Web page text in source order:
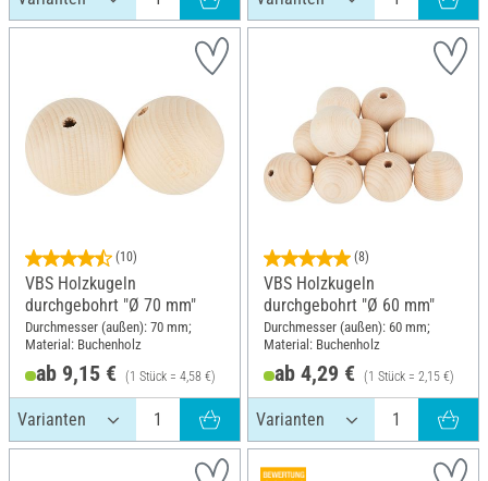
(10)
VBS Holzkugeln
durchgebohrt "Ø 70 mm"
Durchmesser (außen): 70 mm;
Material: Buchenholz
ab 9,15 € (1 Stück = 4,58 €)
(8)
VBS Holzkugeln
durchgebohrt "Ø 60 mm"
Durchmesser (außen): 60 mm;
Material: Buchenholz
ab 4,29 € (1 Stück = 2,15 €)